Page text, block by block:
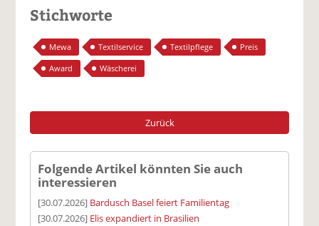
Stichworte
Mewa Textilservice Textilpflege
Preis
Award
Wäscherei
Zurück
Folgende Artikel könnten Sie auch
interessieren
[30.07.2026] Bardusch Basel feiert Familientag
[30.07.2026] Elis expandiert in Brasilien